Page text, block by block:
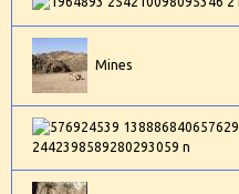
Mines